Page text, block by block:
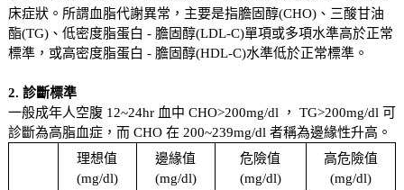
床症狀。所謂血脂代謝異常，主要是指膽固醇(CHO)、三酸甘油
酯(TG)、低密度脂蛋白 - 膽固醇(LDL-C)單項或多項水準高於正常
標準，或高密度脂蛋白 - 膽固醇(HDL-C)水準低於正常標準。
2. 診斷標準
一般成年人空腹 12~24hr 血中 CHO>200mg/dl ， TG>200mg/dl 可
診斷為高脂血症，而 CHO 在 200~239mg/dl 者稱為邊緣性升高。
理想值
(mg/dl)
邊緣值
(mg/dl)
危險值
(mg/dl)
高危險值
(mg/dl)